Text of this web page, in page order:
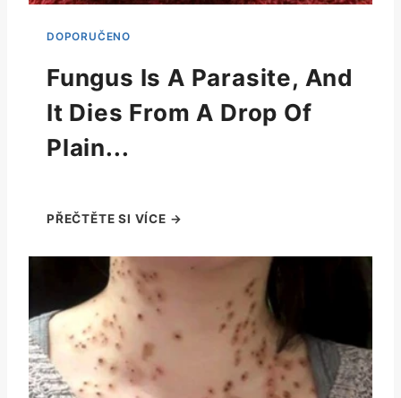
Fungus Is A Parasite, And
It Dies From A Drop Of
Plain...